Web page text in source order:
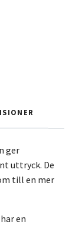
ger
uttryck. De
till en mer
en